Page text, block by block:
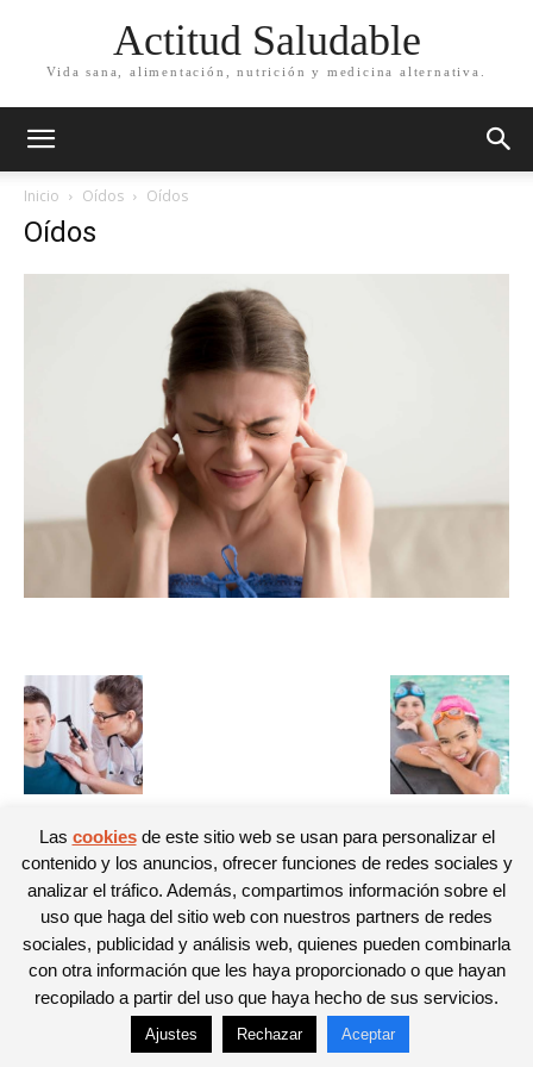
Actitud Saludable
Vida sana, alimentación, nutrición y medicina alternativa.
Inicio Oídos Oídos
Oídos
© Newspaper WordPress Theme by TagDiv
Las cookiesde este sitio web se usan para personalizar el
contenido y los anuncios, ofrecer funciones de redes sociales y
analizar el tráfico. Además, compartimos información sobre el
uso que haga del sitio web con nuestros partners de redes
sociales, publicidad y análisis web, quienes pueden combinarla
con otra información que les haya proporcionado o que hayan
recopilado a partir del uso que haya hecho de sus servicios.
Ajustes Rechazar Aceptar